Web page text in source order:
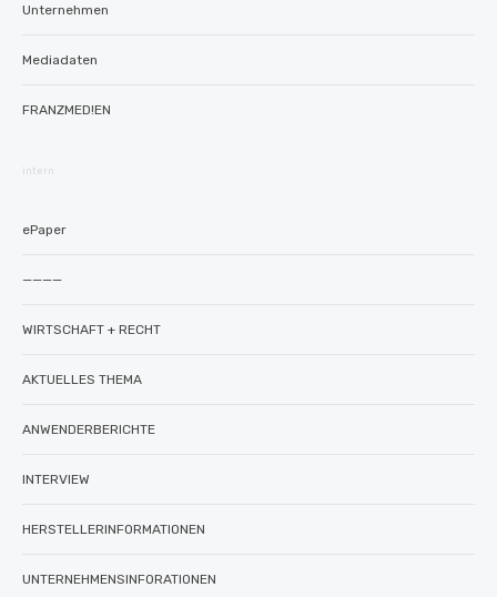
Unternehmen
Mediadaten
FRANZMED!EN
intern
ePaper
————
WIRTSCHAFT + RECHT
AKTUELLES THEMA
ANWENDERBERICHTE
INTERVIEW
HERSTELLERINFORMATIONEN
UNTERNEHMENSINFORATIONEN